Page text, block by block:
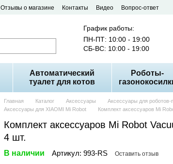
Отзывы о магазине Контакты Видео
Вопрос-ответ
График работы:
ПН-ПТ: 10:00 - 19:00
СБ-ВС: 10:00 - 19:00
Автоматический
туалет для котов
Роботы-
Главная Каталог Аксессуары Аксессуары для роботов-
Аксессуары для XIAOMI Mi Robot
Комплект аксессуаров Mi
Комплект аксессуаров Mi Robot
4 шт.
В наличии Артикул: 993-RS Оставить отзыв